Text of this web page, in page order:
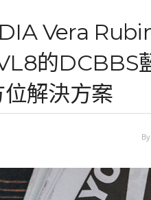
Vera
的DCBBS
解決方案
By